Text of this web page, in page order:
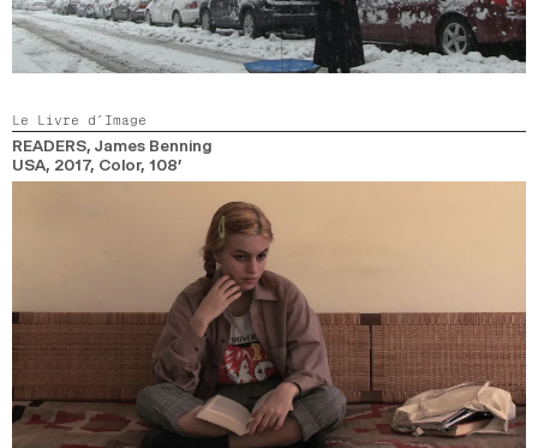
Le Livre d’Image
READERS, James Benning
USA, 2017, Color, 108’